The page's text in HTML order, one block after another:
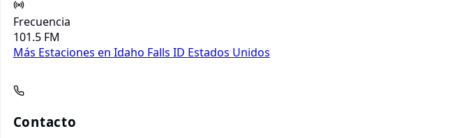
Frecuencia
101.5 FM
Más Estaciones en Idaho Falls ID Estados Unidos
Contacto